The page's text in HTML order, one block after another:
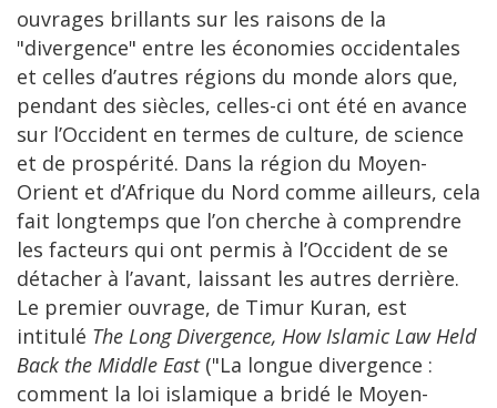
ouvrages brillants sur les raisons de la
"divergence" entre les économies occidentales
et celles d’autres régions du monde alors que,
pendant des siècles, celles-ci ont été en avance
sur l’Occident en termes de culture, de science
et de prospérité. Dans la région du Moyen-
Orient et d’Afrique du Nord comme ailleurs, cela
fait longtemps que l’on cherche à comprendre
les facteurs qui ont permis à l’Occident de se
détacher à l’avant, laissant les autres derrière.
Le premier ouvrage, de Timur Kuran, est
intitulé The Long Divergence, How Islamic Law Held
Back the Middle East("La longue divergence :
comment la loi islamique a bridé le Moyen-